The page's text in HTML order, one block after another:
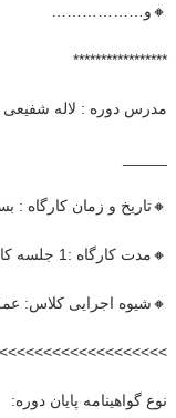
🔸️و………………
*****************
مدرس دوره : لاله شفیعی
🔸تاریخ و زمان کارگاه :
🔸مدت کارگاه :1 جلسه کارگاهی
🔸شیوه اجرایی کلاس:
نوع گواهینامه پایان دوره: